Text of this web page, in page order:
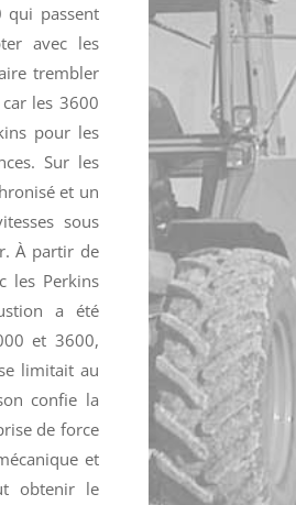
qui passent
avec les
trembler
les 3600
pour les
Sur les
et un
sous
À partir de
les Perkins
a été
et 3600,
limitait au
confie la
de force
et
obtenir le